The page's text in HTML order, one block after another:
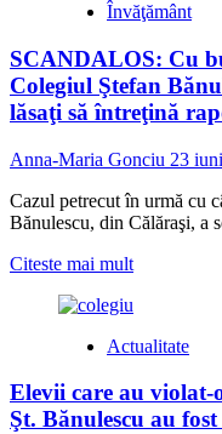
galben
instabilitate
atmosferica
Învăţământ
SCANDALOS: Cu
Colegiul Ştefan
lăsaţi să întreţină
Anna-Maria Gonciu 23
Cazul petrecut în urmă cu
Bănulescu, din Călăraşi, a
Citeste mai multRead
about
Cu
ştiinţă
a
Actualitate
Elevii care au violat-
Şt. Bănulescu au